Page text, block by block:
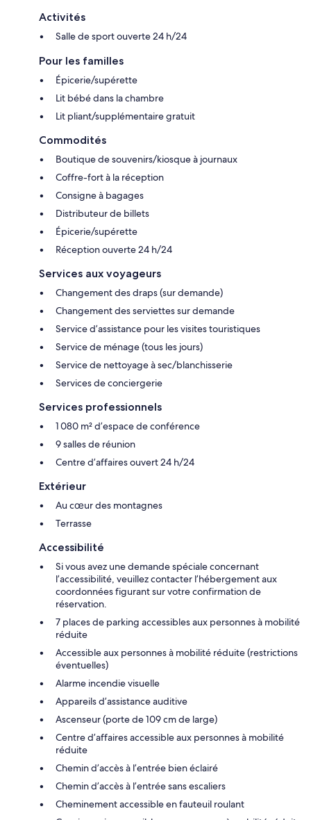
Activités
Salle de sport ouverte 24 h/24
Pour les familles
Épicerie/supérette
Lit bébé dans la chambre
Lit pliant/supplémentaire gratuit
Commodités
Boutique de souvenirs/kiosque à journaux
Coffre-fort à la réception
Consigne à bagages
Distributeur de billets
Épicerie/supérette
Réception ouverte 24 h/24
Services aux voyageurs
Changement des draps (sur demande)
Changement des serviettes sur demande
Service d’assistance pour les visites touristiques
Service de ménage (tous les jours)
Service de nettoyage à sec/blanchisserie
Services de conciergerie
Services professionnels
1 080 m² d’espace de conférence
9 salles de réunion
Centre d’affaires ouvert 24 h/24
Extérieur
Au cœur des montagnes
Terrasse
Accessibilité
Si vous avez une demande spéciale concernant
l’accessibilité, veuillez contacter l’hébergement aux
coordonnées figurant sur votre confirmation de
réservation.
7 places de parking accessibles aux personnes à mobilité
réduite
Accessible aux personnes à mobilité réduite (restrictions
éventuelles)
Alarme incendie visuelle
Appareils d’assistance auditive
Ascenseur (porte de 109 cm de large)
Centre d’affaires accessible aux personnes à mobilité
réduite
Chemin d’accès à l’entrée bien éclairé
Chemin d’accès à l’entrée sans escaliers
Cheminement accessible en fauteuil roulant